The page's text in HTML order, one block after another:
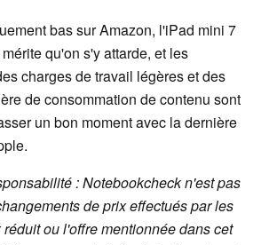
bas sur Amazon, l'iPad mini 7
qu'on s'y attarde, et les
charges de travail légères et des
de consommation de contenu sont
un bon moment avec la dernière
: Notebookcheck n'est pas
de prix effectués par les
ou l'offre mentionnée dans cet